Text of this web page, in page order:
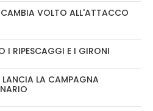
CAMBIA VOLTO ALL'ATTACCO
I RIPESCAGGI E I GIRONI
LANCIA LA CAMPAGNA